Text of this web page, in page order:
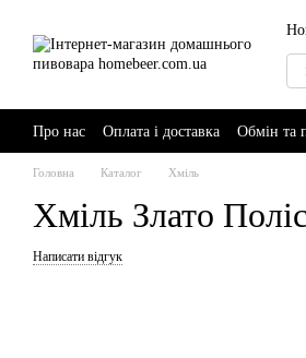
Про нас Оплата і доставка Обмін та
AI-Brewer - розумний помічник
Головна Каталог Хміль
Хміль Злато
Написати відгук